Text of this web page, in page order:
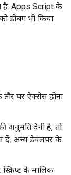
है. Apps Script के
डीबग भी किया
तौर पर ऐक्सेस होना
अनुमति देनी है, तो
दें. अन्य डेवलपर के
के मालिक